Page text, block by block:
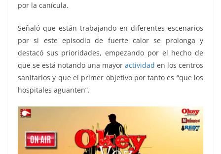
por la canícula.
Señaló que están trabajando en diferentes escenarios
por si este episodio de fuerte calor se prolonga y
destacó sus prioridades, empezando por el hecho de
que se está notando una mayor actividad en los centros
sanitarios y que el primer objetivo por tanto es “que los
hospitales aguanten”.